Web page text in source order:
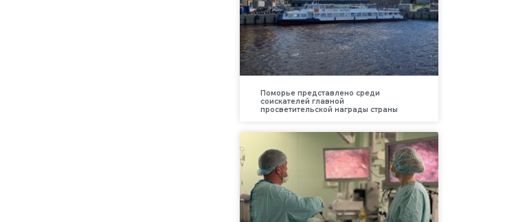
Поморье представлено среди
соискателей главной
просветительской награды страны